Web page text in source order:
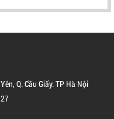
Q. Cầu Giấy. TP Hà Nội